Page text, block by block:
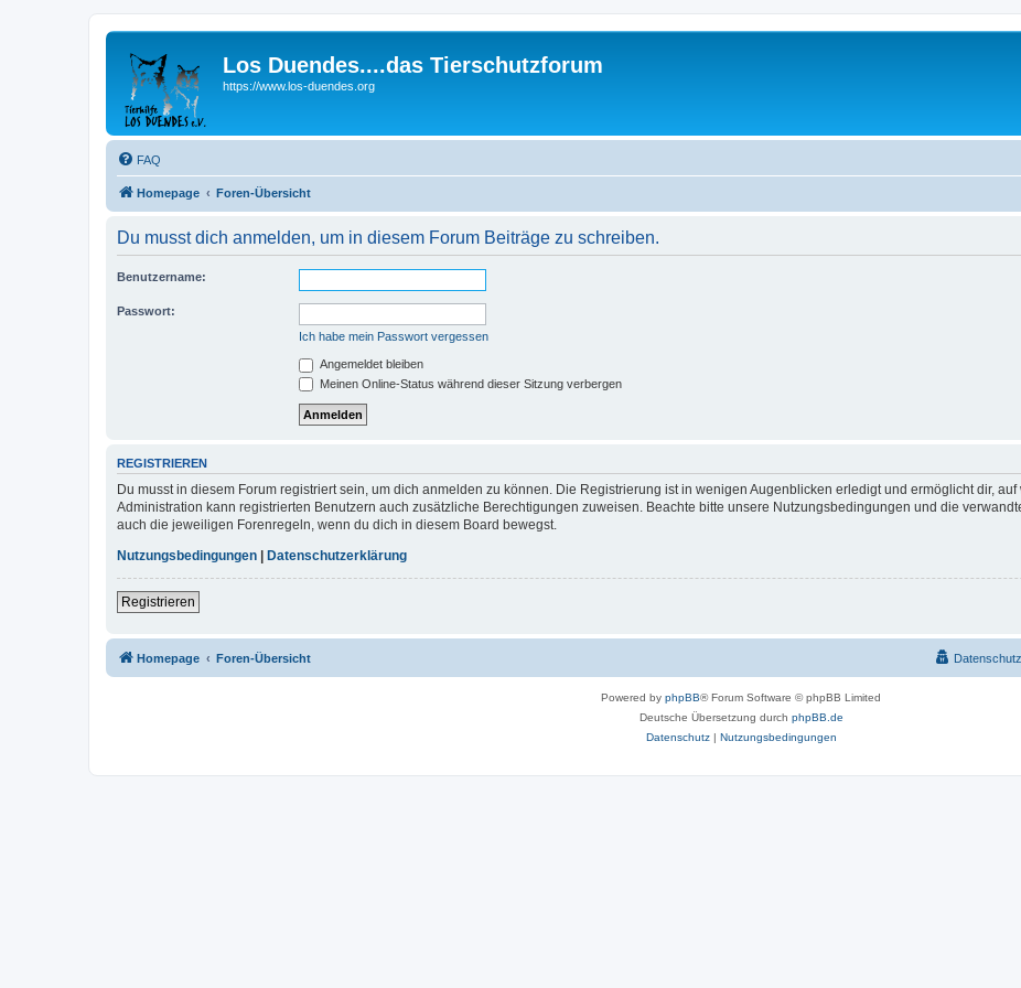
Los Duendes....das Tierschutzforum
https://www.los-duendes.org
FAQ
Homepage Foren-Übersicht
Du musst dich anmelden, um in diesem Forum Beiträge zu schreiben.
Benutzername:
Passwort:
Ich habe mein Passwort vergessen
Angemeldet bleiben
Meinen Online-Status während dieser Sitzung verbergen
REGISTRIEREN
Du musst in diesem Forum registriert sein, um dich anmelden zu können. Die Registrierung ist in wenigen Augenblicken erledigt und ermöglicht dir,
Administration kann registrierten Benutzern auch zusätzliche Berechtigungen zuweisen. Beachte bitte unsere Nutzungsbedingungen und die
auch die jeweiligen Forenregeln, wenn du dich in diesem Board bewegst.
Nutzungsbedingungen | Datenschutzerklärung
Registrieren
Homepage Foren-Übersicht
Powered by phpBB® Forum Software © phpBB Limited
Deutsche Übersetzung durch phpBB.de
Datenschutz| Nutzungsbedingungen